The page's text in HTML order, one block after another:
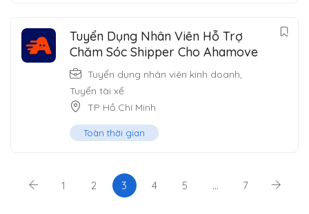
Tuyển Dụng Nhân Viên Hỗ Trợ
Chăm Sóc Shipper Cho Ahamove
Tuyển dụng nhân viên kinh doanh,
Tuyển tài xế
TP Hồ Chí Minh
Toàn thời gian
1 2 3 4 5 … 7